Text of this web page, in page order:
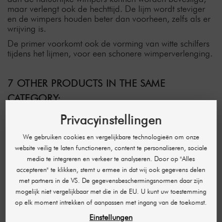
maar verlengt ook de hechttijd. De lijm wordt steviger
en de wimpers houden beter dan voorheen, zelfs als er
wrijving is.
De primer voorkomt ook de vorming van witte schilfers
tijdens het lijmen, voor een schonere wimperverlenging.
7 OTHER PRODUCTS IN THE SAME
CATEGORY:
-€ 19,83
Privacyinstellingen
We gebruiken cookies en vergelijkbare technologieën om onze
website veilig te laten functioneren, content te personaliseren, sociale
media te integreren en verkeer te analyseren. Door op "Alles
accepteren" te klikken, stemt u ermee in dat wij ook gegevens delen
met partners in de VS. De gegevensbeschermingsnormen daar zijn
mogelijk niet vergelijkbaar met die in de EU. U kunt uw toestemming
op elk moment intrekken of aanpassen met ingang van de toekomst.
Einstellungen